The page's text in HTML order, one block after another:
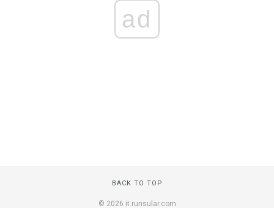
ad
BACK TO TOP
© 2026 it.runsular.com